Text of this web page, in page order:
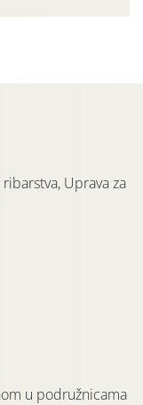
Uprava za
u podružnicama